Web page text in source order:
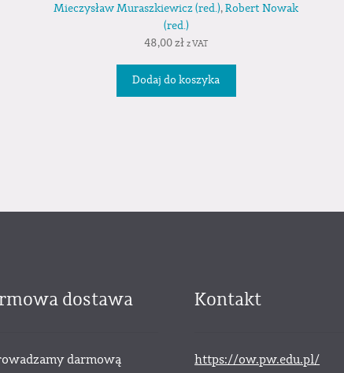
Mieczysław Muraszkiewicz (red.),Robert Nowak
(red.)
48,00zł z VAT
Dodaj do koszyka
dostawa
darmową
Kontakt
https://ow.pw.edu.pl/